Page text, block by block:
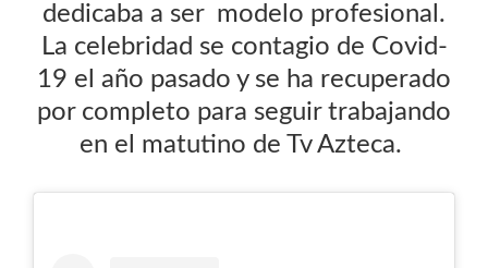
dedicaba a ser modelo profesional.
La celebridad se contagio de Covid-
19 el año pasado y se ha recuperado
por completo para seguir trabajando
en el matutino de Tv Azteca.